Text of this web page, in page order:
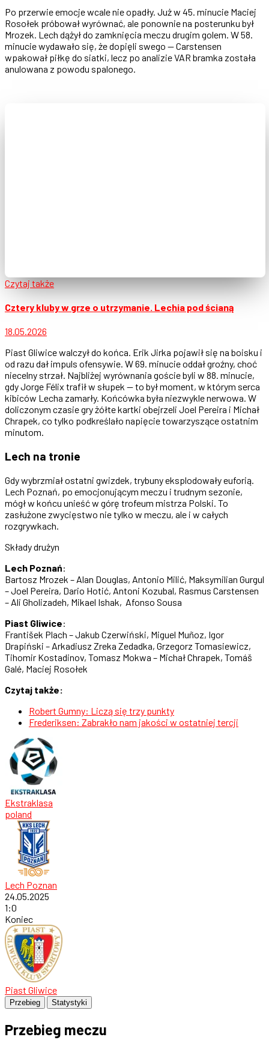
Po przerwie emocje wcale nie opadły. Już w 45. minucie Maciej
Rosołek próbował wyrównać, ale ponownie na posterunku był
Mrozek. Lech dążył do zamknięcia meczu drugim golem. W 58.
minucie wydawało się, że dopięli swego — Carstensen
wpakował piłkę do siatki, lecz po analizie VAR bramka została
anulowana z powodu spalonego.
Czytaj także
Cztery kluby w grze o utrzymanie. Lechia pod ścianą
18.05.2026
Piast Gliwice walczył do końca. Erik Jirka pojawił się na boisku i
od razu dał impuls ofensywie. W 69. minucie oddał groźny, choć
niecelny strzał. Najbliżej wyrównania goście byli w 88. minucie,
gdy Jorge Félix trafił w słupek — to był moment, w którym serca
kibiców Lecha zamarły. Końcówka była niezwykle nerwowa. W
doliczonym czasie gry żółte kartki obejrzeli Joel Pereira i Michał
Chrapek, co tylko podkreślało napięcie towarzyszące ostatnim
minutom.
Lech na tronie
Gdy wybrzmiał ostatni gwizdek, trybuny eksplodowały euforią.
Lech Poznań, po emocjonującym meczu i trudnym sezonie,
mógł w końcu unieść w górę trofeum mistrza Polski. To
zasłużone zwycięstwo nie tylko w meczu, ale i w całych
rozgrywkach.
Składy drużyn
Lech Poznań:
Bartosz Mrozek – Alan Douglas, Antonio Milić, Maksymilian Gurgul
– Joel Pereira, Dario Hotić, Antoni Kozubal, Rasmus Carstensen
– Ali Gholizadeh, Mikael Ishak, Afonso Sousa
Piast Gliwice:
František Plach – Jakub Czerwiński, Miguel Muñoz, Igor
Drapiński – Arkadiusz Zreka Zedadka, Grzegorz Tomasiewicz,
Tihomir Kostadinov, Tomasz Mokwa – Michał Chrapek, Tomáš
Galé, Maciej Rosołek
Czytaj także:
Robert Gumny: Liczą się trzy punkty
Frederiksen: Zabrakło nam jakości w ostatniej tercji
Ekstraklasa
poland
Lech Poznan
24.05.2025
1:0
Koniec
Piast Gliwice
Przebieg Statystyki
Przebieg meczu